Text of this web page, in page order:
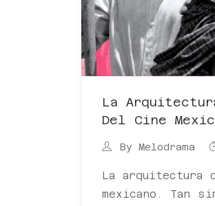
La
Del Cine
By Melodrama
La arquitectura
mexicano. Tan